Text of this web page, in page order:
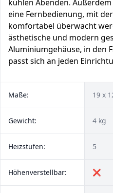
kühlen Abenden.
eine Fernbedienung, mit
komfortabel überwacht
ästhetische und modern
Aluminiumgehäuse, in den
passt sich an jeden
Maße: 19 x
Gewicht: 4 kg
Heizstufen: 5
Höhenverstellbar: ❌